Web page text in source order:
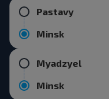
Pastavy
Minsk
Myadzyel
Minsk